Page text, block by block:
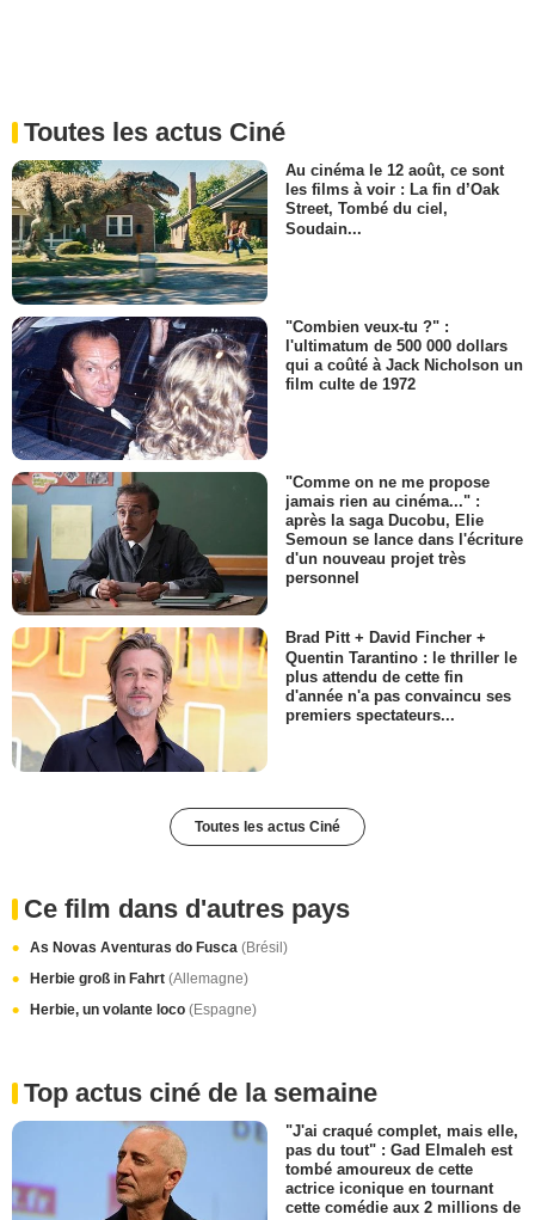
Toutes les actus Ciné
Au cinéma le 12 août, ce sont
les films à voir : La fin d’Oak
Street, Tombé du ciel,
Soudain...
"Combien veux-tu ?" :
l'ultimatum de 500 000 dollars
qui a coûté à Jack Nicholson un
film culte de 1972
"Comme on ne me propose
jamais rien au cinéma..." :
après la saga Ducobu, Elie
Semoun se lance dans l'écriture
d'un nouveau projet très
personnel
Brad Pitt + David Fincher +
Quentin Tarantino : le thriller le
plus attendu de cette fin
d'année n'a pas convaincu ses
premiers spectateurs...
Toutes les actus Ciné
Ce film dans d'autres pays
As Novas Aventuras do Fusca (Brésil)
Herbie groß in Fahrt (Allemagne)
Herbie, un volante loco (Espagne)
Top actus ciné de la semaine
"J'ai craqué complet, mais elle,
pas du tout" : Gad Elmaleh est
tombé amoureux de cette
actrice iconique en tournant
cette comédie aux 2 millions de